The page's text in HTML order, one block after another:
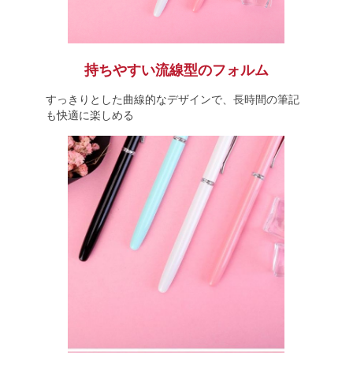
持ちやすい流線型のフォルム
すっきりとした曲線的なデザインで、長時間の筆記
も快適に楽しめる